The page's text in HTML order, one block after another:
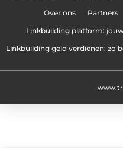
Over ons Partners
Linkbuilding platform:
Linkbuilding geld verdienen: zo